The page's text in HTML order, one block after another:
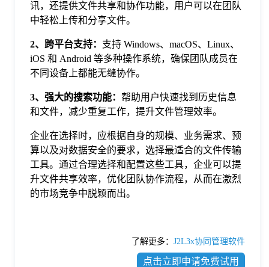
讯，还提供文件共享和协作功能，用户可以在团队
中轻松上传和分享文件。
2、跨平台支持： 支持 Windows、macOS、Linux、
iOS 和 Android 等多种操作系统，确保团队成员在
不同设备上都能无缝协作。
3、强大的搜索功能： 帮助用户快速找到历史信息
和文件，减少重复工作，提升文件管理效率。
企业在选择时，应根据自身的规模、业务需求、预
算以及对数据安全的要求，选择最适合的文件传输
工具。通过合理选择和配置这些工具，企业可以提
升文件共享效率，优化团队协作流程，从而在激烈
的市场竞争中脱颖而出。
了解更多： J2L3x协同管理软件
点击立即申请免费试用